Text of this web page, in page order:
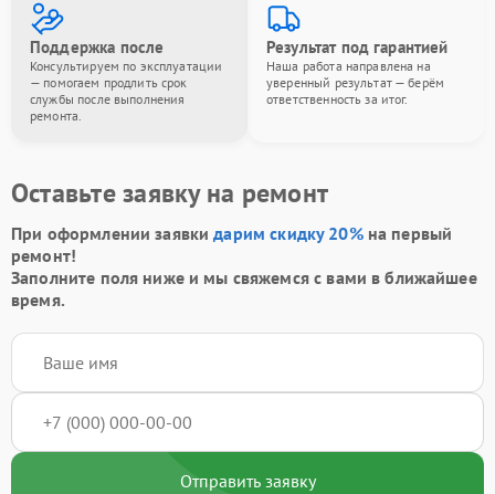
Поддержка после
Консультируем по эксплуатации
— помогаем продлить срок
службы после выполнения
ремонта.
Результат под гарантией
Наша работа направлена на
уверенный результат — берём
ответственность за итог.
Оставьте заявку на ремонт
При оформлении заявкидарим скидку 20%на первый
ремонт!
Заполните поля ниже и мы свяжемся с вами в ближайшее
время.
Отправить заявку